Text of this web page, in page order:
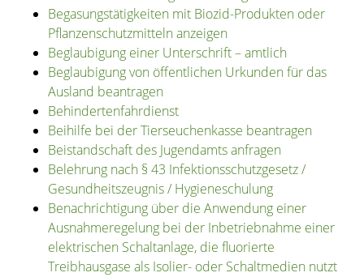
Begasungstätigkeiten mit Biozid-Produkten oder
Pflanzenschutzmitteln anzeigen
Beglaubigung einer Unterschrift – amtlich
Beglaubigung von öffentlichen Urkunden für das
Ausland beantragen
Behindertenfahrdienst
Beihilfe bei der Tierseuchenkasse beantragen
Beistandschaft des Jugendamts anfragen
Belehrung nach § 43 Infektionsschutzgesetz /
Gesundheitszeugnis / Hygieneschulung
Benachrichtigung über die Anwendung einer
Ausnahmeregelung bei der Inbetriebnahme einer
elektrischen Schaltanlage, die fluorierte
Treibhausgase als Isolier- oder Schaltmedien nutzt